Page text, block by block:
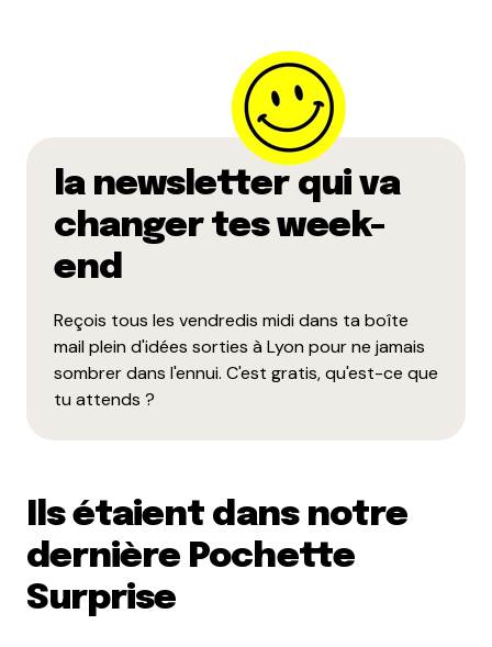
la newsletter qui va
changer tes week-
end
Reçois tous les vendredis midi dans ta boîte
mail plein d'idées sorties à Lyon pour ne jamais
sombrer dans l'ennui. C'est gratis, qu'est-ce que
tu attends ?
Ils étaient dans notre
dernière Pochette
Surprise